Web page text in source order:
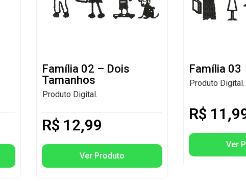
Família 02 – Dois
Tamanhos
Produto Digital.
R$ 12,99
Ver Produto
Família 03
Produto Digital.
R$
Ver